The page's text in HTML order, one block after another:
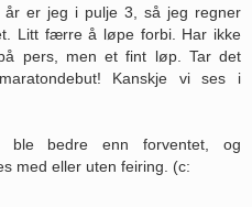
er jeg i pulje 3, så jeg regner
Litt færre å løpe forbi. Har ikke
pers, men et fint løp. Tar det
Kanskje vi ses i
ble bedre enn forventet, og
med eller uten feiring. (c: